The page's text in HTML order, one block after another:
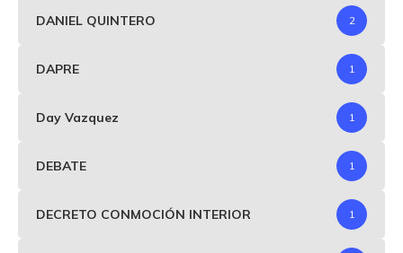
DANIEL QUINTERO 2
DAPRE 1
Day Vazquez 1
DEBATE 1
DECRETO CONMOCIÓN INTERIOR 1